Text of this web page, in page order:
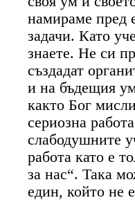
намираме пред
задачи. Като
знаете. Не си
създадат
и на бъдещия
както Бог
сериозна
слабодушните
работа като е
за нас“. Така
един, който не